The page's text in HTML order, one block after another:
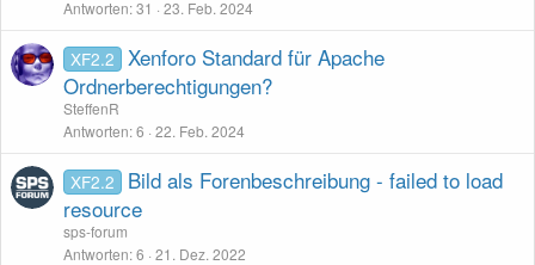
Antworten 31 23. Feb. 2024
XF2.2 Xenforo Standard für Apache
Ordnerberechtigungen?
SteffenR
Antworten 6 22. Feb. 2024
XF2.2
Bild als Forenbeschreibung - failed to load
resource
sps-forum
Antworten 6 21. Dez. 2022